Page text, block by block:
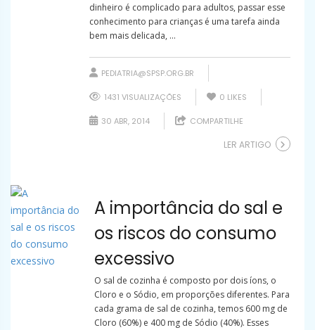
dinheiro é complicado para adultos, passar esse
conhecimento para crianças é uma tarefa ainda
bem mais delicada, ...
PEDIATRIA@SPSP.ORG.BR
1431 VISUALIZAÇÕES 0 LIKES
30 ABR, 2014 COMPARTILHE
LER ARTIGO
A importância do sal e
os riscos do consumo
excessivo
O sal de cozinha é composto por dois íons, o
Cloro e o Sódio, em proporções diferentes. Para
cada grama de sal de cozinha, temos 600 mg de
Cloro (60%) e 400 mg de Sódio (40%). Esses